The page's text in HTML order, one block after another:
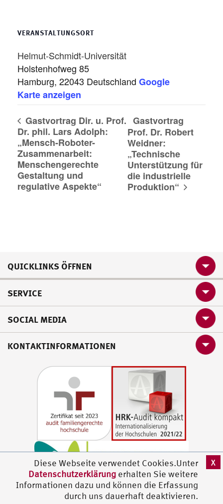
Diese Webseite verwendet Cookies.Unter
Datenschutzerklärung erhalten Sie weitere
Informationen dazu und können die Erfassung
durch uns dauerhaft deaktivieren.
X
VERANSTALTUNGSORT
Helmut-Schmidt-Universität
Holstenhofweg 85
Hamburg, 22043 Deutschland Google
Karte anzeigen
Gastvortrag Dir. u. Prof.
Dr. phil. Lars Adolph:
„Mensch-Roboter-
Zusammenarbeit:
Menschengerechte
Gestaltung und
regulative Aspekte“
Gastvortrag
Prof. Dr. Robert
Weidner:
„Technische
Unterstützung für
die industrielle
Produktion“
QUICKLINKS ÖFFNEN
SERVICE
SOCIAL MEDIA
KONTAKTINFORMATIONEN